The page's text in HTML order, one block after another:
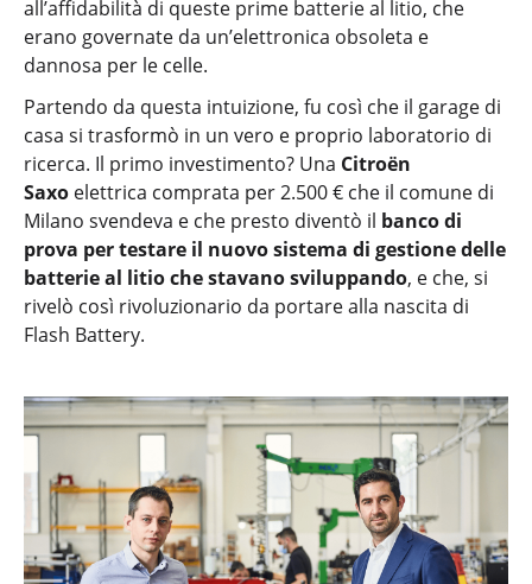
all’affidabilità di queste prime batterie al litio, che
erano governate da un’elettronica obsoleta e
dannosa per le celle.
Partendo da questa intuizione, fu così che il garage di
casa si trasformò in un vero e proprio laboratorio di
ricerca. Il primo investimento? Una Citroën
Saxo elettrica comprata per 2.500 € che il comune di
Milano svendeva e che presto diventò il banco di
prova per testare il nuovo sistema di gestione delle
batterie al litio che stavano sviluppando, e che, si
rivelò così rivoluzionario da portare alla nascita di
Flash Battery.